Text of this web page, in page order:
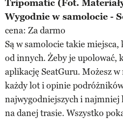
Tripomatic (Fot.
Wygodnie w samolocie -
cena: Za darmo
Są w samolocie takie miejsca,
od innych. Żeby je upolować,
aplikację SeatGuru. Możesz
każdy lot i opinie
najwygodniejszych i
na danej trasie. Wszystko